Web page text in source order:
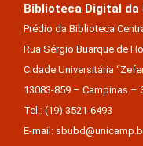
Biblioteca Digital da
Prédio da Biblioteca
Rua Sérgio Buarque de
Cidade Universitária
13083-859 – Campinas –
Tel.: (19) 3521-6493
E-mail: